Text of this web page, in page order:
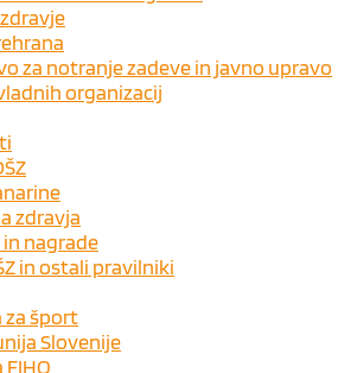
za notranje zadeve in javno upravo
organizacij
zdravja
nagrade
in ostali pravilniki
za šport
Slovenije